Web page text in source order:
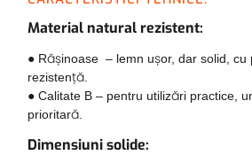
Material natural rezistent:
● Rășinoase – lemn ușor, dar solid,
rezistență.
● Calitate B – pentru utilizări practice,
prioritară.
Dimensiuni solide: